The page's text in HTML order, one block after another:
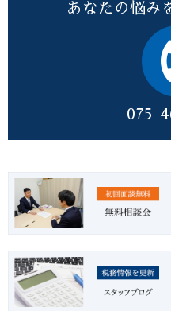
あなたの悩み
075-